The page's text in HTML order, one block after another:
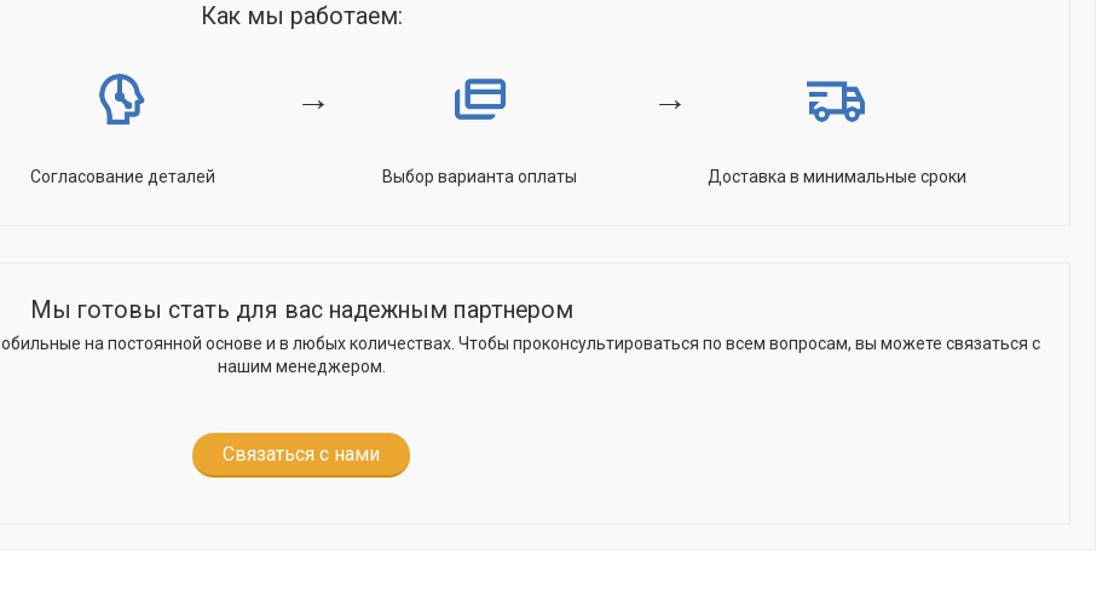
Как мы работаем:
Согласование деталей
→
Выбор варианта оплаты
→
Доставка в минимальные сроки
Мы готовы стать для вас надежным партнером
на постоянной основе и в любых количествах. Чтобы проконсультироваться по всем вопросам, вы можете связаться с
нашим менеджером.
Связаться с нами